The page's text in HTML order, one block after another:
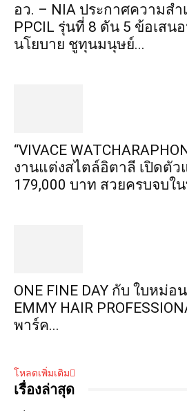
อว. – NIA ประกาศความสำ
PPCIL รุ่นที่ 8 ดัน 5 ข้อเสน
นโยบาย ชูทุนมนุษย์...
“VIVACE
งานแต่งสไตล์อิตาลี เปิดตัว
179,000 บาท สวยครบจบใ
ONE FINE DAY กับ ใบหม่
EMMY HAIR
พาร์ค...
โหลดเพิ่มเติม
เรื่องล่าสุด